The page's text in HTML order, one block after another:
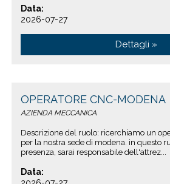
Data:
2026-07-27
Dettagli »
OPERATORE CNC-MODENA
AZIENDA MECCANICA
Descrizione del ruolo: ricerchiamo un
per la nostra sede di modena. in questo
presenza, sarai responsabile dell'attrez...
Data: